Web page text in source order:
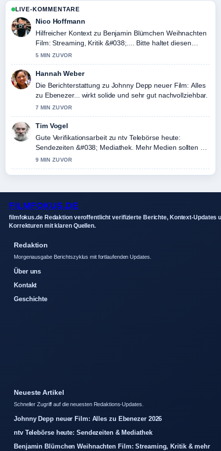
LIVE-KOMMENTARE
Nico Hoffmann
Hilfreicher Kontext zu Benjamin Blümchen Weihnachten
Film: Streaming, Kritik &#038;.... Bitte haltet diesen
Liveticker aktuell.
5 MIN ZUVOR
Hannah Weber
Die Berichterstattung zu Johnny Depp neuer Film: Alles
zu Ebenezer... wirkt solide und sehr gut nachvollziehbar.
7 MIN ZUVOR
Tim Vogel
Gute Verifikationsarbeit zu ntv Telebörse heute:
Sendezeiten &#038; Mediathek. Mehr Medien sollten so
schreiben.
9 MIN ZUVOR
FILMFOKUS.DE
filmfokus.de Redaktion veroffentlicht verifizierte Berichte, Kontext-Updates
Korrekturen mit klaren Quellen.
Redaktion
Morgenausgabe Berichtszyklus mit fortlaufenden Updates.
Über uns
Kontakt
Geschichte
Neueste Artikel
Schneller Zugriff auf die neuesten Redaktions-Updates.
Johnny Depp neuer Film: Alles zu Ebenezer 2026
ntv Telebörse heute: Sendezeiten & Mediathek
Benjamin Blümchen Weihnachten Film: Streaming, Kritik & mehr